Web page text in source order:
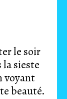
le soir
sieste
voyant
beauté.